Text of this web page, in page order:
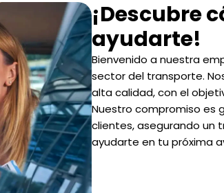
¡Descubre
ayudarte!
Bienvenido a nuestra
sector del transporte.
alta calidad, con el
Nuestro compromiso es
clientes, asegurando un
ayudarte en tu próxima